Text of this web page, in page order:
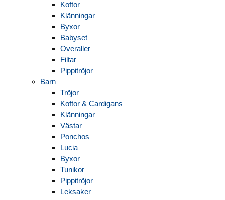
Koftor
Klänningar
Byxor
Babyset
Overaller
Filtar
Pippitröjor
Barn
Tröjor
Koftor & Cardigans
Klänningar
Västar
Ponchos
Lucia
Byxor
Tunikor
Pippitröjor
Leksaker